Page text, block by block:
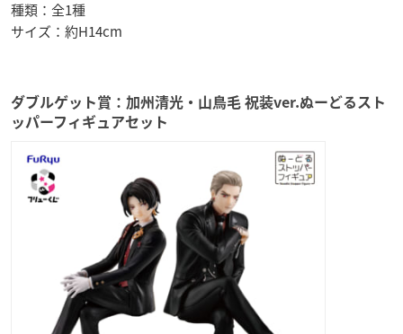
種類：全1種
サイズ：約H14cm
ダブルゲット賞：加州清光・山鳥毛 祝装ver.ぬーどるスト
ッパーフィギュアセット